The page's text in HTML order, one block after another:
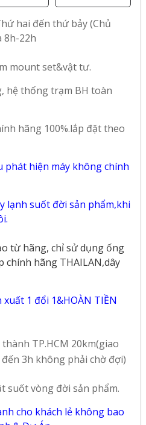
hai đến thứ bảy (Chủ
8h-22h
mount set&vật tư.
hệ thống trạm BH toàn
hãng 100%.lắp đặt theo
phát hiện máy không chính
lạnh suốt đời sản phẩm,khi
từ hãng, chỉ sử dụng ống
chính hãng THAILAN,dây
1 đổi 1&HOÀN TIỀN
TP.HCM 20km(giao
3h không phải chờ đợi)
suốt vòng đời sản phẩm.
cho khách lẻ không bao